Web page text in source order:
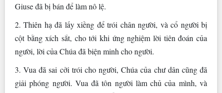
Giuse đã bị bán để làm nô lệ.
2. Thiên hạ đã lấy xiềng để trói chân người, và cổ người bị
cột bằng xích sắt, cho tới khi ứng nghiệm lời tiên đoán của
người, lời của Chúa đã biện minh cho người.
3. Vua đã sai cởi trói cho người, Chúa của chư dân cũng đã
giải phóng người. Vua đã tôn người làm chủ của mình, và